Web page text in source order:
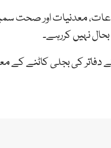
معدنیات اور صحت
نہیں کررہے۔
کی بجلی کاٹنے کے